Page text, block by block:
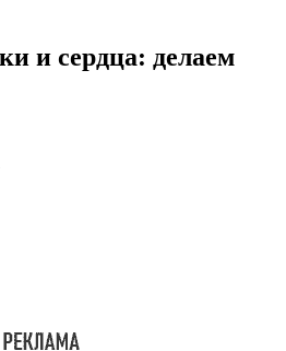
и сердца: делаем